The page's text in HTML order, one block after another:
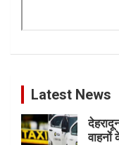
Latest News
वाहनों